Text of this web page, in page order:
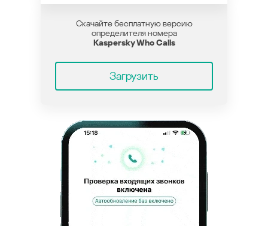
Скачайте бесплатную версию
определителя номера
Kaspersky Who Calls
Загрузить